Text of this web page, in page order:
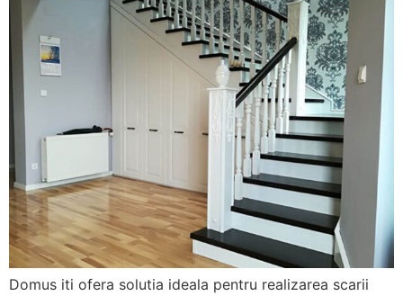
Domus iti ofera solutia ideala pentru realizarea scarii